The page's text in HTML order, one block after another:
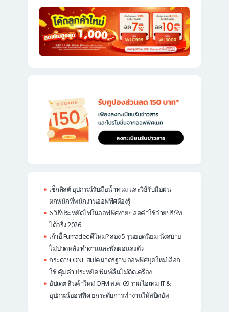
เช็กลิสต์ อุปกรณ์รับมือน้ำท่วม และวิธีรับมือฝน
ตกหนักที่พนักงานออฟฟิศต้องรู้
6 วิธีประหยัดไฟในออฟฟิศง่ายๆ ลดค่าใช้จ่ายบริษัท
ได้จริง 2026
เก้าอี้ Furradec ดีไหม? ส่อง 5 รุ่นยอดนิยม นั่งสบาย
ไม่ปวดหลัง ทำงานและพักผ่อนลงตัว
กระดาษ ONE สเปคมาตรฐาน ออฟฟิศยุคใหม่เลือก
ใช้ คุ้มค่า ประหยัด พิมพ์ลื่นไม่ติดเครื่อง
อัปเดต สินค้าใหม่ OFM ส.ค. 69 รวมไอเทม IT &
อุปกรณ์ออฟฟิศ ยกระดับการทำงานให้สปีดอัพ